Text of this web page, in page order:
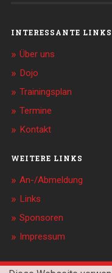
INTERESSANTE LINKS
Über uns
Dojo
Trainingsplan
Termine
Kontakt
WEITERE LINKS
An-/Abmeldung
Links
Sponsoren
Impressum